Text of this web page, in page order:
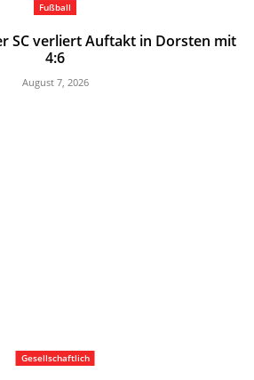
Fußball
SC verliert Auftakt in Dorsten mit
4:6
August 7, 2026
Gesellschaftlich